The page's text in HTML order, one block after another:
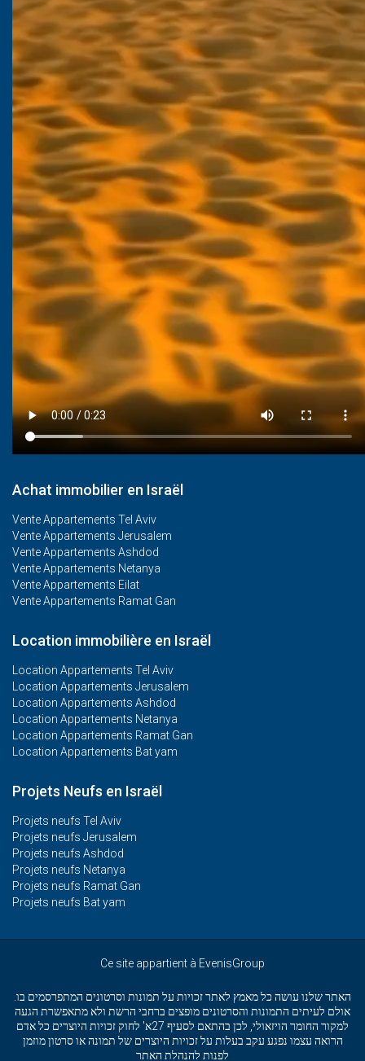
Achat immobilier en Israël
Vente Appartements Tel Aviv
Vente Appartements Jerusalem
Vente Appartements Ashdod
Vente Appartements Netanya
Vente Appartements Eilat
Vente Appartements Ramat Gan
Location immobilière en Israël
Location Appartements Tel Aviv
Location Appartements Jerusalem
Location Appartements Ashdod
Location Appartements Netanya
Location Appartements Ramat Gan
Location Appartements Bat yam
Projets Neufs en Israël
Projets neufs Tel Aviv
Projets neufs Jerusalem
Projets neufs Ashdod
Projets neufs Netanya
Projets neufs Ramat Gan
Projets neufs Bat yam
Ce site appartient à EvenisGroup
האתר שלנו עושה כל מאמץ לאתר זכויות על תמונות וסרטונים המתפרסמים בו.
אולם לעיתים התמונות והסרטונים מופצים ברחבי הרשת ולא מתאפשרת הגעה
למקור החומר הויזאולי, לכן בהתאם לסעיף 27א' לחוק זכויות היוצרים כל אדם
הרואה עצמו נפגע עקב בעלות על זכויות היוצרים של תמונה או סרטון מוזמן
לפנות להנהלת האתר